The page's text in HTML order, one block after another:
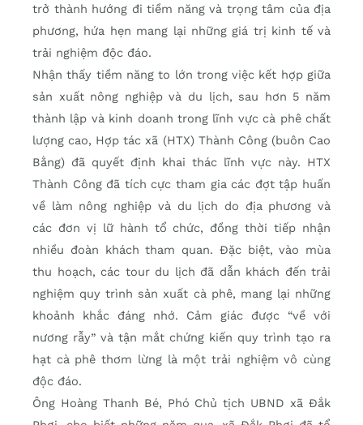
trở thành hướng đi tiềm năng và trọng tâm của địa
phương, hứa hẹn mang lại những giá trị kinh tế và
trải nghiệm độc đáo.
Nhận thấy tiềm năng to lớn trong việc kết hợp giữa
sản xuất nông nghiệp và du lịch, sau hơn 5 năm
thành lập và kinh doanh trong lĩnh vực cà phê chất
lượng cao, Hợp tác xã (HTX) Thành Công (buôn Cao
Bằng) đã quyết định khai thác lĩnh vực này. HTX
Thành Công đã tích cực tham gia các đợt tập huấn
về làm nông nghiệp và du lịch do địa phương và
các đơn vị lữ hành tổ chức, đồng thời tiếp nhận
nhiều đoàn khách tham quan. Đặc biệt, vào mùa
thu hoạch, các tour du lịch đã dẫn khách đến trải
nghiệm quy trình sản xuất cà phê, mang lại những
khoảnh khắc đáng nhớ. Cảm giác được “về với
nương rẫy” và tận mắt chứng kiến quy trình tạo ra
hạt cà phê thơm lừng là một trải nghiệm vô cùng
độc đáo.
Ông Hoàng Thanh Bé, Phó Chủ tịch UBND xã Đắk